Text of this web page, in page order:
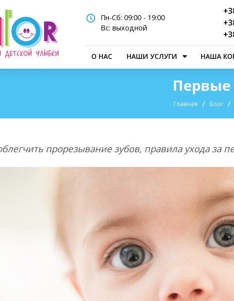
Пн-Сб: 09:00 - 19:00
Вс: выходной
О НАС НАШИ УСЛУГИ НАША
Первые
Главная Блог
прорезывание зубов, правила ухода за